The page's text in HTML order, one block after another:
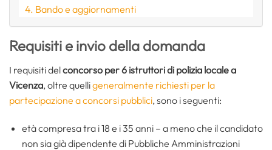
Bando e aggiornamenti
Requisiti e invio della domanda
I requisiti delconcorso per 6 istruttori di polizia locale a
Vicenza, oltre quelligeneralmente richiesti per la
partecipazione a concorsi pubblici, sono i seguenti:
età compresa tra i 18 e i 35 anni – a meno che il candidato
non sia già dipendente di Pubbliche Amministrazioni